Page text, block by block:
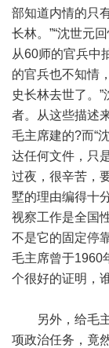
部知道内情的只
长林。”“沈世元
从60师的官兵中
的官兵也不知情
史长林去世了。
者。从这些描述
毛主席建的?而“
达任何文件，只
过夜，很辛苦，
墅的理由编得十
视察工作是全国
不是它的固定停
毛主席曾于1960
个很好的证明，
另外，给毛主
项政治任务，竟